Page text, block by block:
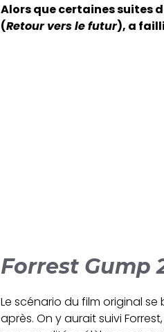
Alors que certaines suites
(Retour vers le futur), a
Forrest Gump
Le scénario du film original
après. On y aurait suivi